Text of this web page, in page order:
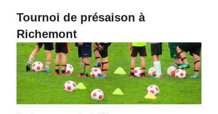
Tournoi de présaison à
Richemont